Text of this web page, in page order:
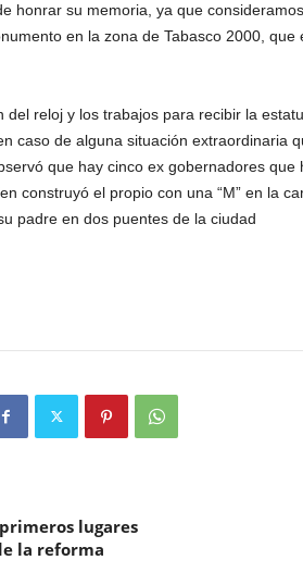
honrar su memoria, ya que
en la zona de Tabasco 2000, que
del reloj y los trabajos para recibir la
caso de alguna situación extraordinaria
que hay cinco ex gobernadores que
construyó el propio con una “M” en la
padre en dos puentes de la ciudad
lugares
la reforma